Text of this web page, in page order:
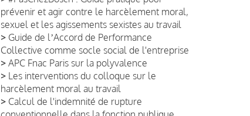
prévenir et agir contre le harcèlement moral,
sexuel et les agissements sexistes au travail
> Guide de lʼAccord de Performance
Collective comme socle social de l'entreprise
> APC Fnac Paris sur la polyvalence
> Les interventions du colloque sur le
harcèlement moral au travail
> Calcul de l'indemnité de rupture